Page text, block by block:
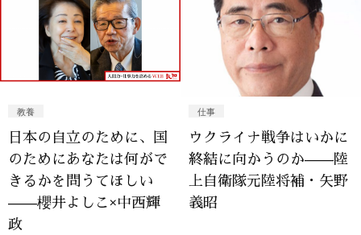
教養
日本の自立のために、国
のためにあなたは何がで
きるかを問うてほしい
——櫻井よしこ×中西輝
政
仕事
ウクライナ戦争はいかに
終結に向かうのか——陸
上自衛隊元陸将補・矢野
義昭